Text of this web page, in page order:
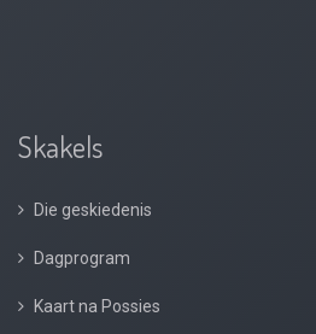
Skakels
Die geskiedenis
Dagprogram
Kaart na Possies